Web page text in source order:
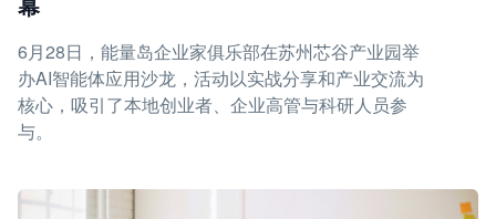
6月28日，能量岛企业家俱乐部在苏州芯谷产业园举
办AI智能体应用沙龙，活动以实战分享和产业交流为
核心，吸引了本地创业者、企业高管与科研人员参
与。